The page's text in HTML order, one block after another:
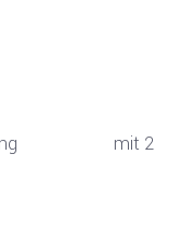
für fast
mit 2